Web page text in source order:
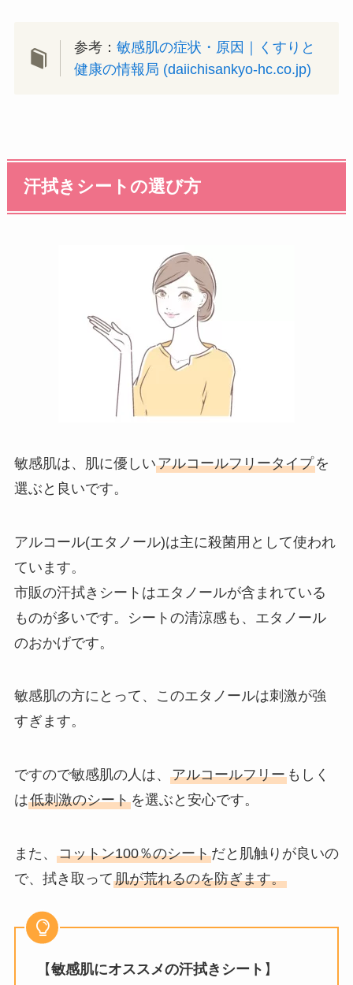
参考：敏感肌の症状・原因｜くすりと
健康の情報局 (daiichisankyo-hc.co.jp)
汗拭きシートの選び方
敏感肌は、肌に優しいアルコールフリータイプを
選ぶと良いです。
アルコール(エタノール)は主に殺菌用として使われ
ています。
市販の汗拭きシートはエタノールが含まれている
ものが多いです。シートの清涼感も、エタノール
のおかげです。
敏感肌の方にとって、このエタノールは刺激が強
すぎます。
ですので敏感肌の人は、 アルコールフリーもしく
は低刺激のシートを選ぶと安心です。
また、 コットン100％のシートだと肌触りが良いの
で、拭き取って肌が荒れるのを防ぎます。
【敏感肌にオススメの汗拭きシート 】